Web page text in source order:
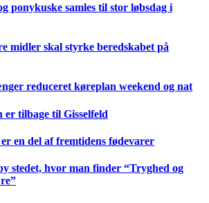
ponykuske samles til stor løbsdag i
midler skal styrke beredskabet på
reduceret køreplan weekend og nat
er tilbage til Gisselfeld
en del af fremtidens fødevarer
stedet, hvor man finder “Tryghed og